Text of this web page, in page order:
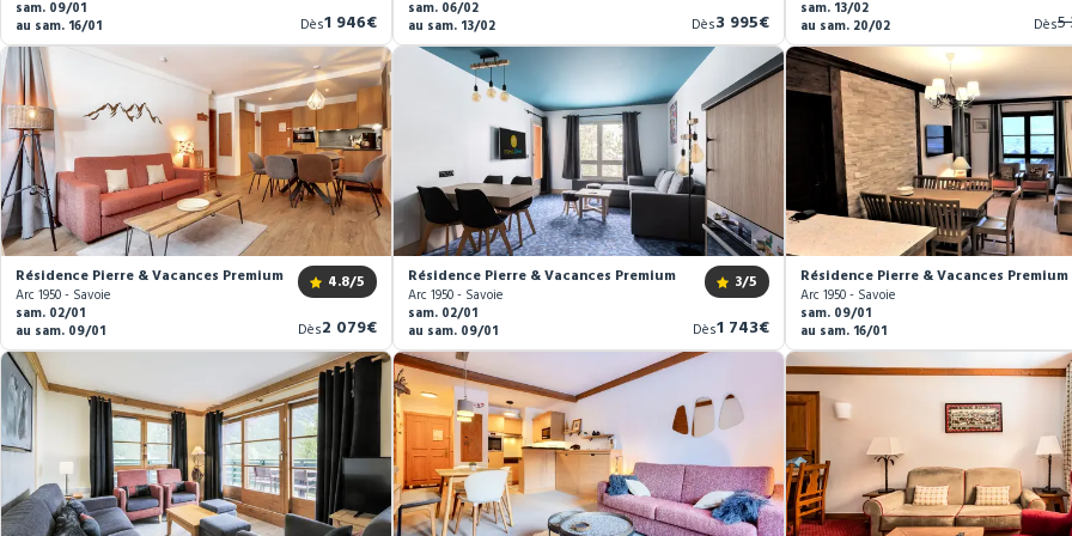
sam. 09/01
au sam. 16/01
DèsNouveau
prix
1 946€
sam. 06/02
au sam. 13/02
DèsNouveau
prix
3 995€
sam. 13/02
au sam. 20/02
Dès5
Résidence Pierre & Vacances Premium Arc 1950 Le Village *****
Arc 1950 - Savoie
4.8/5
sam. 02/01
au sam. 09/01
DèsNouveau
prix
2 079€
Résidence Pierre & Vacances Premium Arc 1950 Le Village *****
Arc 1950 - Savoie
3/5
sam. 02/01
au sam. 09/01
DèsNouveau
prix
1 743€
Résidence Pierre & Vacances
Arc 1950 - Savoie
sam. 09/01
au sam. 16/01